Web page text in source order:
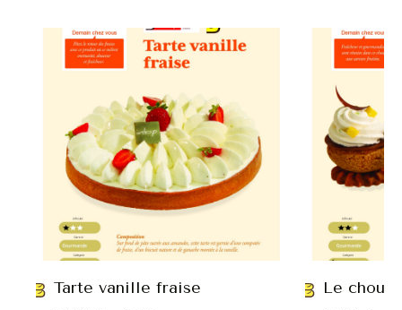
Tarte vanille fraise Le chou